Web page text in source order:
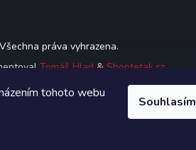
tohoto webu
Souhlasím
práva vyhrazena.
Tomáš Hlad & Shoptetak.cz.